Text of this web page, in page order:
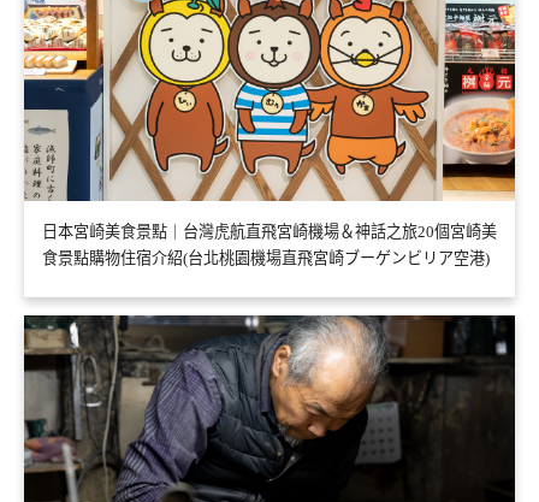
日本宮崎美食景點｜台灣虎航直飛宮崎機場＆神話之旅20個宮崎美
食景點購物住宿介紹(台北桃園機場直飛宮崎ブーゲンビリア空港)